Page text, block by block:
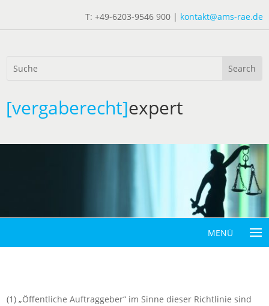
T: +49-6203-9546 900 | kontakt@ams-rae.de
[vergaberecht]expert
(1) „Öffentliche Auftraggeber“ im Sinne dieser Richtlinie sind